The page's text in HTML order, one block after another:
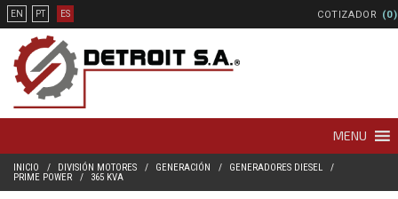
COTIZADOR (0)
EN PT ES
MENU
INICIO DIVISIÓN MOTORES GENERACIÓN
GENERADORES DIESEL
PRIME POWER
365 KVA